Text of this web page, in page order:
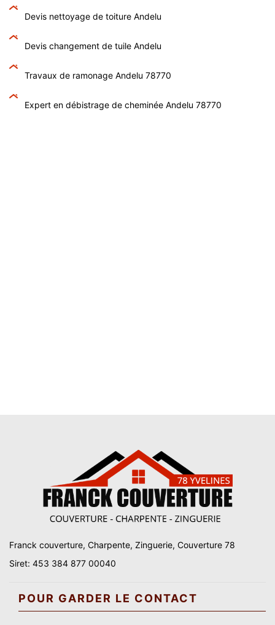
Devis nettoyage de toiture Andelu
Devis changement de tuile Andelu
Travaux de ramonage Andelu 78770
Expert en débistrage de cheminée Andelu 78770
Franck couverture, Charpente, Zinguerie, Couverture 78
Siret: 453 384 877 00040
POUR GARDER LE CONTACT